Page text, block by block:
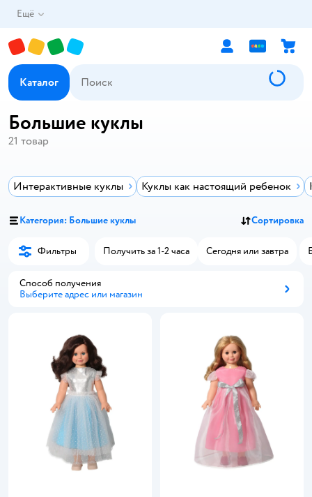
Ещё
Каталог
Большие куклы
21 товар
Интерактивные куклы Куклы как настоящий ребенок
Категория: Большие куклы Сортировка
Фильтры Получить за 1-2 часа Сегодня или завтра
Способ получения
Выберите адрес или магазин